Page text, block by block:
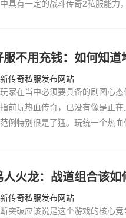
具有一定的战斗传奇2私服能力
服不用充钱：如何知
传奇私服发布网站
家在当中必须要具备的刷图心
前玩热血传奇，已没有像是正
例特别很是了猛。玩统一个热
人火龙：战道组合该如
传奇私服发布网站
突破应该说是这个游戏的核心